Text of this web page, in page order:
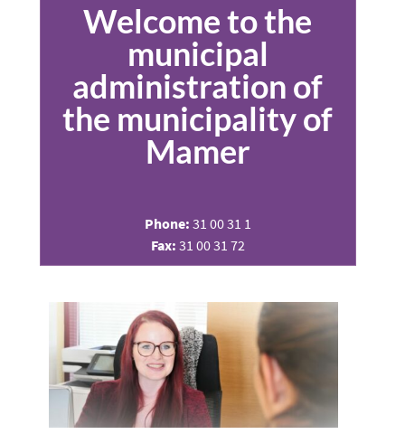
Welcome to the
municipal
administration of
the municipality of
Mamer
Phone: 31 00 31 1
Fax: 31 00 31 72